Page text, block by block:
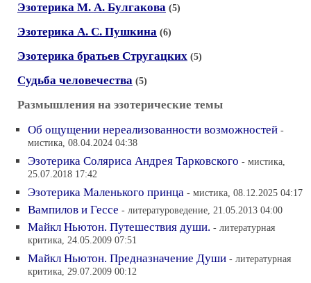
Эзотерика М. А. Булгакова (5)
Эзотерика А. С. Пушкина (6)
Эзотерика братьев Стругацких (5)
Судьба человечества (5)
Размышления на эзотерические темы
Об ощущении нереализованности возможностей -
мистика, 08.04.2024 04:38
Эзотерика Соляриса Андрея Тарковского - мистика,
25.07.2018 17:42
Эзотерика Маленького принца - мистика, 08.12.2025 04:17
Вампилов и Гессе - литературоведение, 21.05.2013 04:00
Майкл Ньютон. Путешествия души. - литературная
критика, 24.05.2009 07:51
Майкл Ньютон. Предназначение Души - литературная
критика, 29.07.2009 00:12